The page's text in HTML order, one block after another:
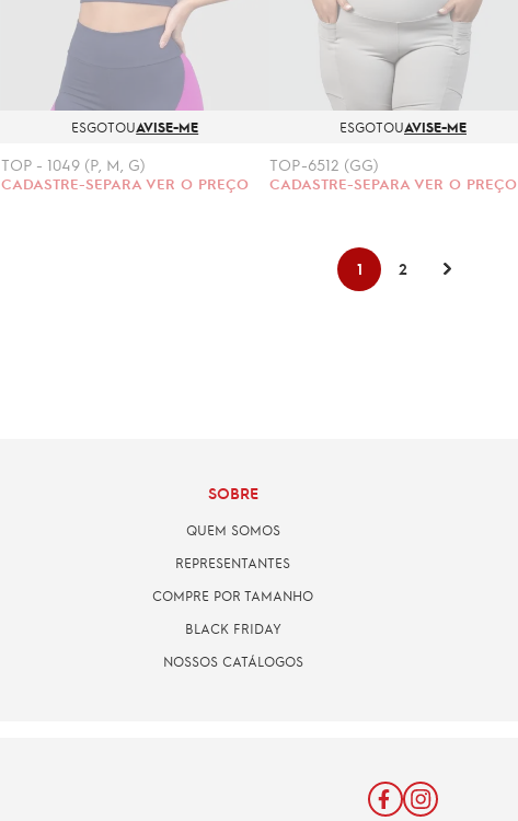
ESGOTOUAVISE-ME
TOP - 1049 (P, M, G)
CADASTRE-SEPARA VER O PREÇO
ESGOTOUAVISE-ME
TOP-6512 (GG)
CADASTRE-SEPARA VER O PREÇO
1 2
SOBRE
QUEM SOMOS
REPRESENTANTES
COMPRE POR TAMANHO
BLACK FRIDAY
NOSSOS CATÁLOGOS